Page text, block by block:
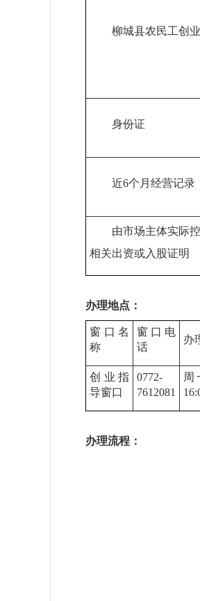
柳城县农民工创
身份证
近6个月经营记录
由市场主体实际
相关出资或入股证明
办理地点：
窗口名
称
窗口电
话
办
创业指
导窗口
0772-
7612081
周
办理流程：